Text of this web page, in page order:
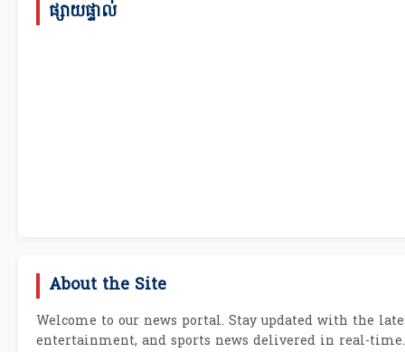
ផ្សាយផ្ទាល់
About the Site
Welcome to our news portal. Stay updated with the
entertainment, and sports news delivered in real-time.